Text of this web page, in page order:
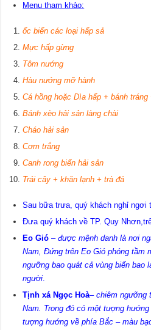
Menu tham khảo:
ốc biển các loại hấp sả
Mực hấp gừng
Tôm nướng
Hàu nướng mỡ hành
Cá hồng hoặc Dìa hấp + bánh tráng
Bánh xèo hải sản làng chài
Cháo hải sản
Cơm trắng
Canh rong biển hải sản
Trái cây + khăn lạnh + trà đá
Sau bữa trưa, quý khách nghỉ ngơi
Đưa quý khách về TP. Quy
Eo Gió –được mệnh danh là nơi
Nam, Đứng trên Eo Gió phóng tầm
ngưỡng bao quát cả vùng biển bao
người.
Tịnh xá Ngọc Hoà–chiêm ngưỡng
Nam. Trong đó có một tượng
tượng hướng về phía Bắc – màu